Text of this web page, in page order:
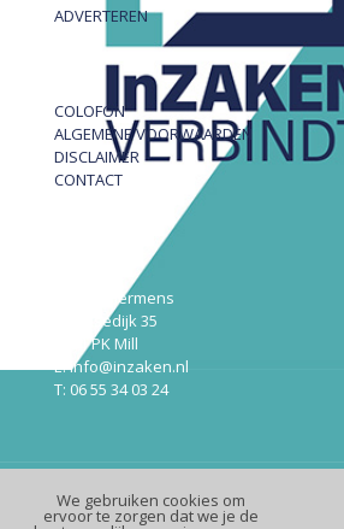
ADVERTEREN
COLOFON
ALGEMENE VOORWAARDEN
DISCLAIMER
CONTACT
Robert Hermens
Udensedijk 35
5451 PK Mill
E: info@inzaken.nl
T: 06 55 34 03 24
© InZaken.nl
We gebruiken cookies om
ervoor te zorgen dat we je de